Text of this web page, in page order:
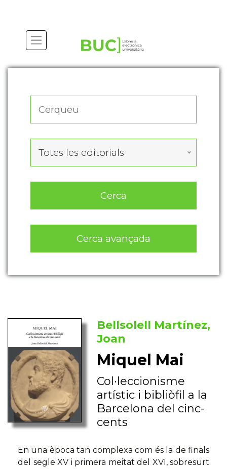
Totes les editorials
Cerca
Cerca avançada
Bellsolell Martínez,
Joan
Miquel Mai
Col·leccionisme
artístic i bibliòfil a la
Barcelona del cinc-
cents
En una època tan complexa com és la de finals
del segle XV i primera meitat del XVI, sobresurt